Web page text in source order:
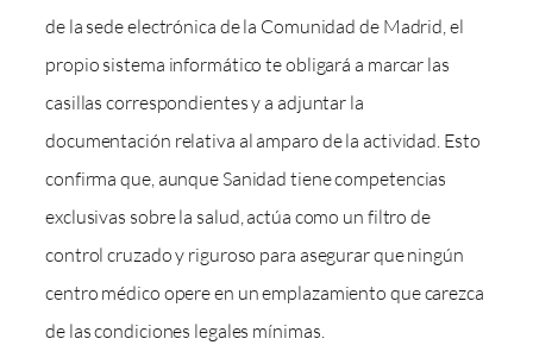
de la sede electrónica de la Comunidad de Madrid, el
propio sistema informático te obligará a marcar las
casillas correspondientes y a adjuntar la
documentación relativa al amparo de la actividad. Esto
confirma que, aunque Sanidad tiene competencias
exclusivas sobre la salud, actúa como un filtro de
control cruzado y riguroso para asegurar que ningún
centro médico opere en un emplazamiento que carezca
de las condiciones legales mínimas.